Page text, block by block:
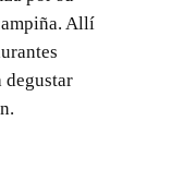
Allí
degustar